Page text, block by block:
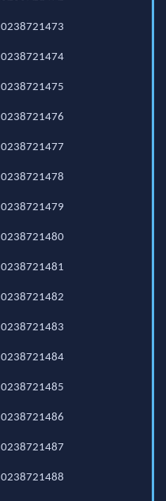
0238721473
0238721474
0238721475
0238721476
0238721477
0238721478
0238721479
0238721480
0238721481
0238721482
0238721483
0238721484
0238721485
0238721486
0238721487
0238721488